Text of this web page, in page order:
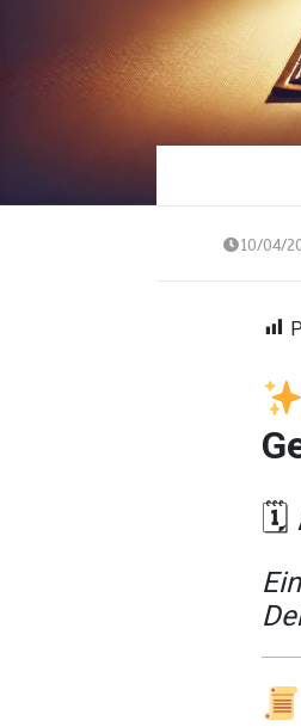
10/04/
🗓